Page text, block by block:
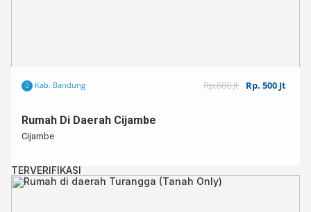
Kab. Bandung Rp.600 Jt Rp. 500 Jt
Rumah Di Daerah Cijambe
Cijambe
TERVERIFIKASI